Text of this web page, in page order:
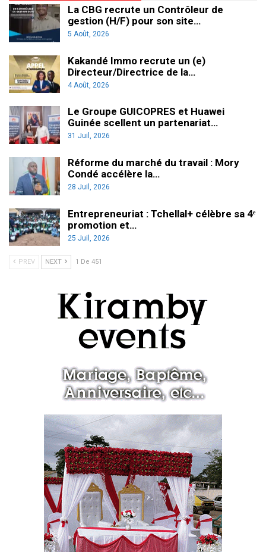
La CBG recrute un Contrôleur de
gestion (H/F) pour son site…
5 Août, 2026
Kakandé Immo recrute un (e)
Directeur/Directrice de la…
4 Août, 2026
Le Groupe GUICOPRES et Huawei
Guinée scellent un partenariat…
31 Juil, 2026
Réforme du marché du travail : Mory
Condé accélère la…
28 Juil, 2026
Entrepreneuriat : Tchellal+ célèbre sa 4ᵉ
promotion et…
25 Juil, 2026
PREV NEXT 1 De 451